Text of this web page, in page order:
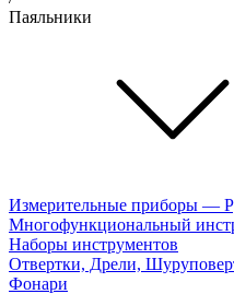
Паяльники
Измерительные приборы —
Многофункциональный
Наборы инструментов
Отвертки, Дрели,
Фонари